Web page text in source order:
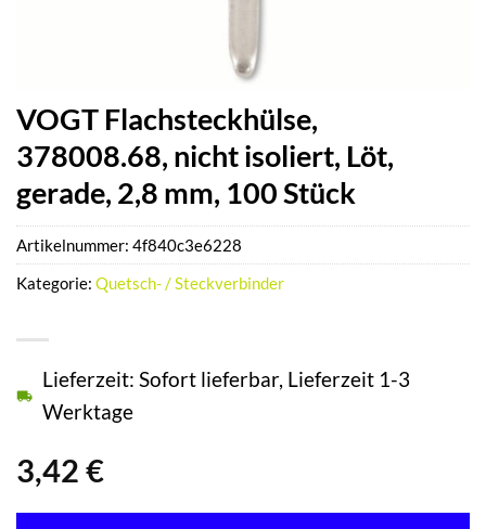
VOGT Flachsteckhülse,
378008.68, nicht isoliert, Löt,
gerade, 2,8 mm, 100 Stück
3,42 €
Lieferzeit: Sofort lieferbar, Lieferzeit 1-3
Werktage
Artikelnummer: 4f840c3e6228
Kategorie: Quetsch- / Steckverbinder